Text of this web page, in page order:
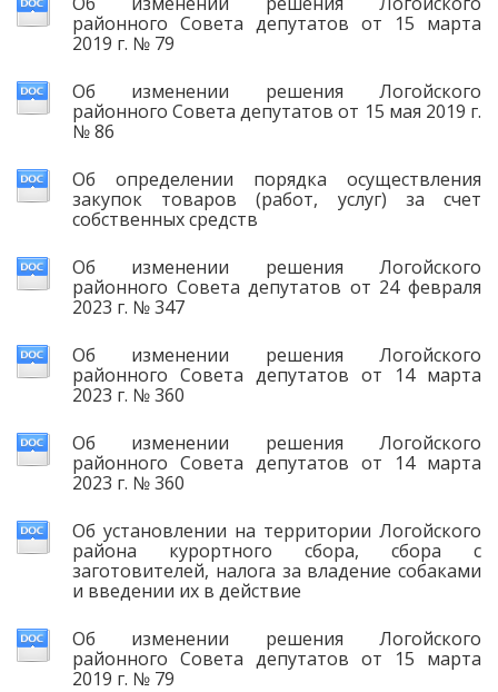
районного Совета депутатов от 15 марта
2019 г. № 79
Об изменении решения Логойского
районного Совета депутатов от 15 мая 2019 г.
№ 86
Об определении порядка осуществления
закупок товаров (работ, услуг) за счет
собственных средств
Об изменении решения Логойского
районного Совета депутатов от 24 февраля
2023 г. № 347
Об изменении решения Логойского
районного Совета депутатов от 14 марта
2023 г. № 360
Об изменении решения Логойского
районного Совета депутатов от 14 марта
2023 г. № 360
Об установлении на территории Логойского
района курортного сбора, сбора с
заготовителей, налога за владение собаками
и введении их в действие
Об изменении решения Логойского
районного Совета депутатов от 15 марта
2019 г. № 79